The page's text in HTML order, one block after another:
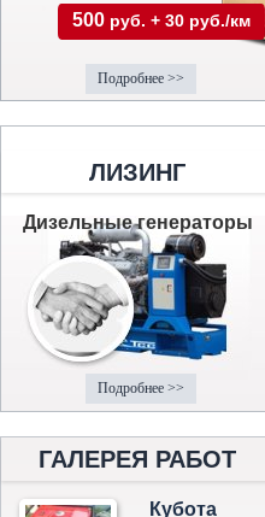
500 руб. + 30 руб./км
Подробнее >>
ЛИЗИНГ
Дизельные генераторы
Подробнее >>
ГАЛЕРЕЯ РАБОТ
Кубота